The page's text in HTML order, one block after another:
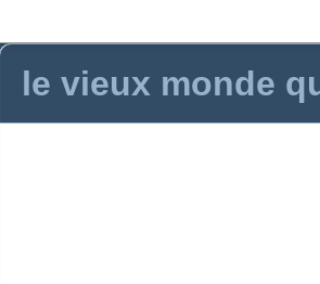
le vieux monde